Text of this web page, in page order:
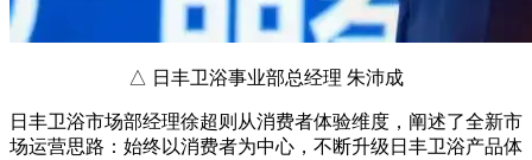
△ 日丰卫浴事业部总经理 朱沛成
日丰卫浴市场部经理徐超则从消费者体验维度，阐述了全新市
场运营思路：始终以消费者为中心，不断升级日丰卫浴产品体